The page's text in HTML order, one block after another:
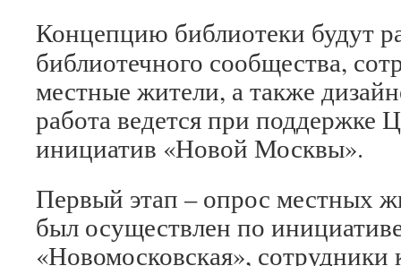
Концепцию библиотеки будут
библиотечного сообщества,
местные жители, а также
работа ведется при поддержке
инициатив «Новой Москвы».
Первый этап – опрос местных
был осуществлен по
«Новомосковская», сотрудники